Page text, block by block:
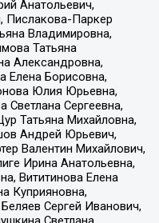
Анатольевич,
Пислакова-Паркер
Владимировна,
Татьяна
Александровна,
Елена Борисовна,
Юлия Юрьевна,
Светлана Сергеевна,
Татьяна Михайловна,
Андрей Юрьевич,
Валентин Михайлович,
Ирина Анатольевна,
Вититинова Елена
Куприяновна,
Сергей Иванович,